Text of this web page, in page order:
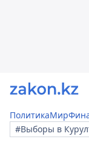
ПолитикаМир
#Выборы в